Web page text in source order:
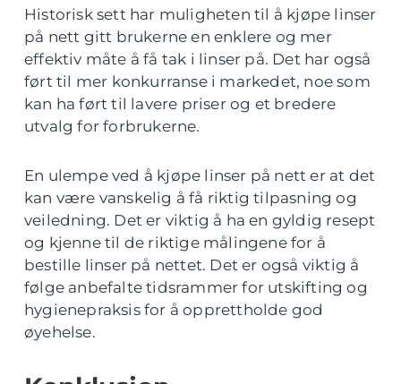
Historisk sett har muligheten til å kjøpe linser
på nett gitt brukerne en enklere og mer
effektiv måte å få tak i linser på. Det har også
ført til mer konkurranse i markedet, noe som
kan ha ført til lavere priser og et bredere
utvalg for forbrukerne.
En ulempe ved å kjøpe linser på nett er at det
kan være vanskelig å få riktig tilpasning og
veiledning. Det er viktig å ha en gyldig resept
og kjenne til de riktige målingene for å
bestille linser på nettet. Det er også viktig å
følge anbefalte tidsrammer for utskifting og
hygienepraksis for å opprettholde god
øyehelse.